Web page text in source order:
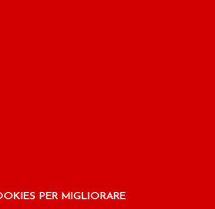
PER MIGLIORARE